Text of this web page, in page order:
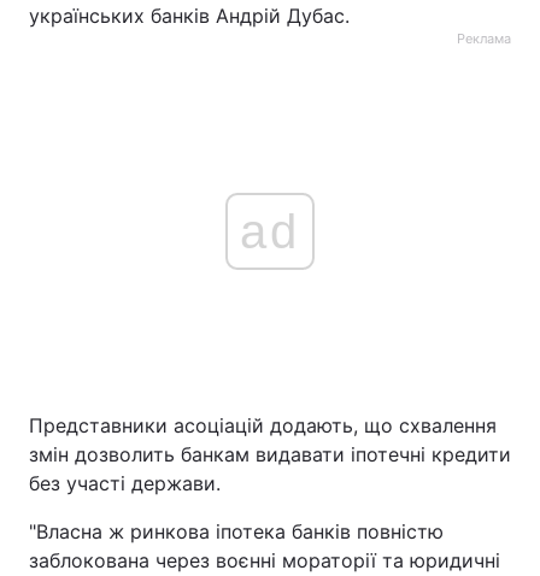
українських банків Андрій Дубас.
Реклама
ad
Представники асоціацій додають, що схвалення
змін дозволить банкам видавати іпотечні кредити
без участі держави.
"Власна ж ринкова іпотека банків повністю
заблокована через воєнні мораторії та юридичні